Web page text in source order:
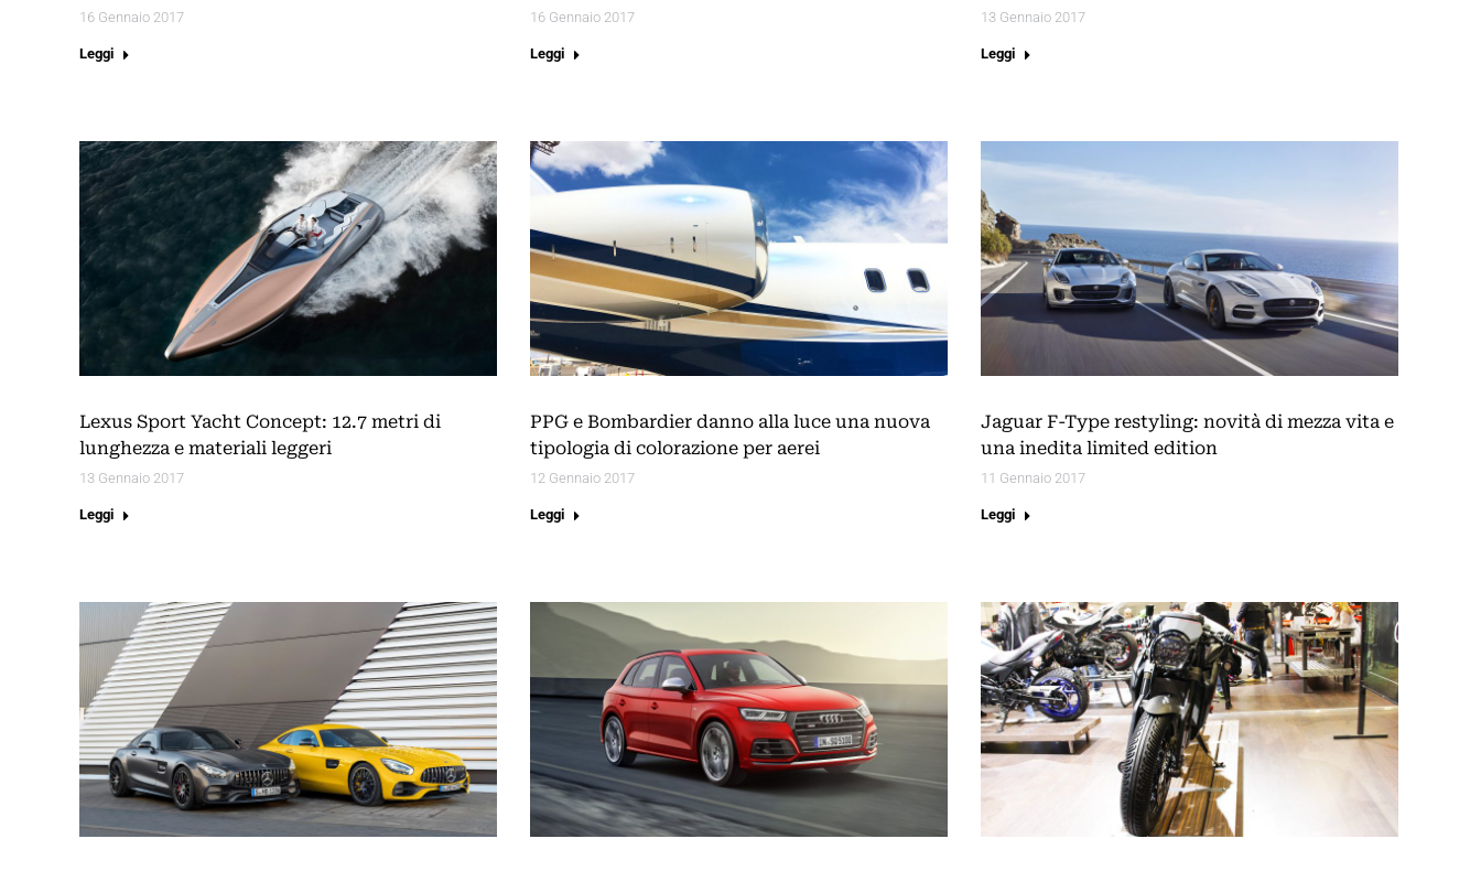
16 Gennaio 2017
Leggi
16 Gennaio 2017
Leggi
13 Gennaio 2017
Leggi
Lexus Sport Yacht Concept: 12.7 metri di
lunghezza e materiali leggeri
13 Gennaio 2017
Leggi
PPG e Bombardier danno alla luce una nuova
tipologia di colorazione per aerei
12 Gennaio 2017
Leggi
Jaguar F-Type restyling: novità di mezza vita e
una inedita limited edition
11 Gennaio 2017
Leggi